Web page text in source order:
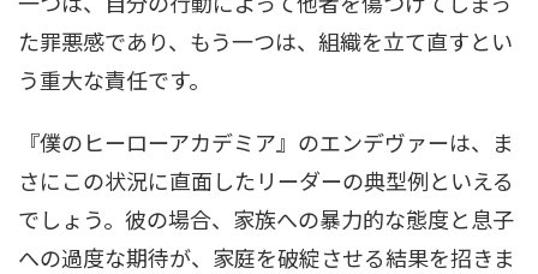
た罪悪感であり、もう一つは、組織を立て直すとい
う重大な責任です。
『僕のヒーローアカデミア』のエンデヴァーは、ま
さにこの状況に直面したリーダーの典型例といえる
でしょう。彼の場合、家族への暴力的な態度と息子
への過度な期待が、家庭を破綻させる結果を招きま